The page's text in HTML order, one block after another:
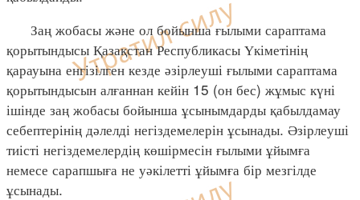
Заң жобасы және ол бойынша ғылыми сараптама
қорытындысы Қазақстан Республикасы Үкіметінің
қарауына енгізілген кезде әзірлеуші ғылыми сараптама
қорытындысын алғаннан кейін 15 (он бес) жұмыс күні
ішінде заң жобасы бойынша ұсынымдарды қабылдамау
себептерінің дәлелді негіздемелерін ұсынады. Әзірлеуші
тиісті негіздемелердің көшірмесін ғылыми ұйымға
немесе сарапшыға не уәкілетті ұйымға бір мезгілде
ұсынады.